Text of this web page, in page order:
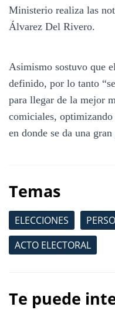
Ministerio realiza las
Álvarez Del Rivero.
Asimismo sostuvo que
definido, por lo tanto
para llegar de la mejor
comiciales, optimizando
en donde se da una
Temas
ELECCIONES
ACTO ELECTORAL
Te puede